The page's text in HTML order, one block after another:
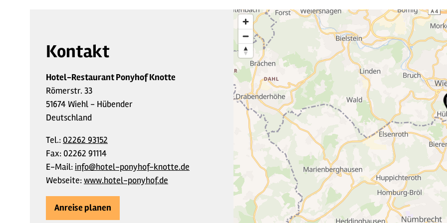
Kontakt
Hotel-Restaurant Ponyhof Knotte
Römerstr. 33
51674 Wiehl - Hübender
Deutschland
Tel.: 02262 93152
Fax: 02262 91114
E-Mail: info@hotel-ponyhof-knotte.de
Webseite:www.hotel-ponyhof.de
Anreise planen
10
29
3
2
10